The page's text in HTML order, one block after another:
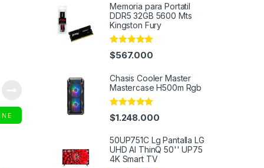
Memoria para Portatil
DDR5 32GB 5600 Mts
Kingston Fury
Rated5.00
out of 5
$567.000
Chasis Cooler Master
Mastercase H500m Rgb
Rated4.82
out of 5
$1.248.000
50UP751C Lg Pantalla LG
UHD AI ThinQ 50'' UP75
4K Smart TV